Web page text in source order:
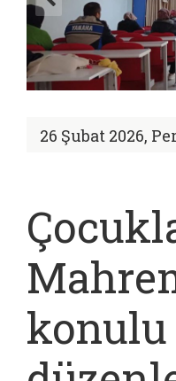
26 Şubat 2026,